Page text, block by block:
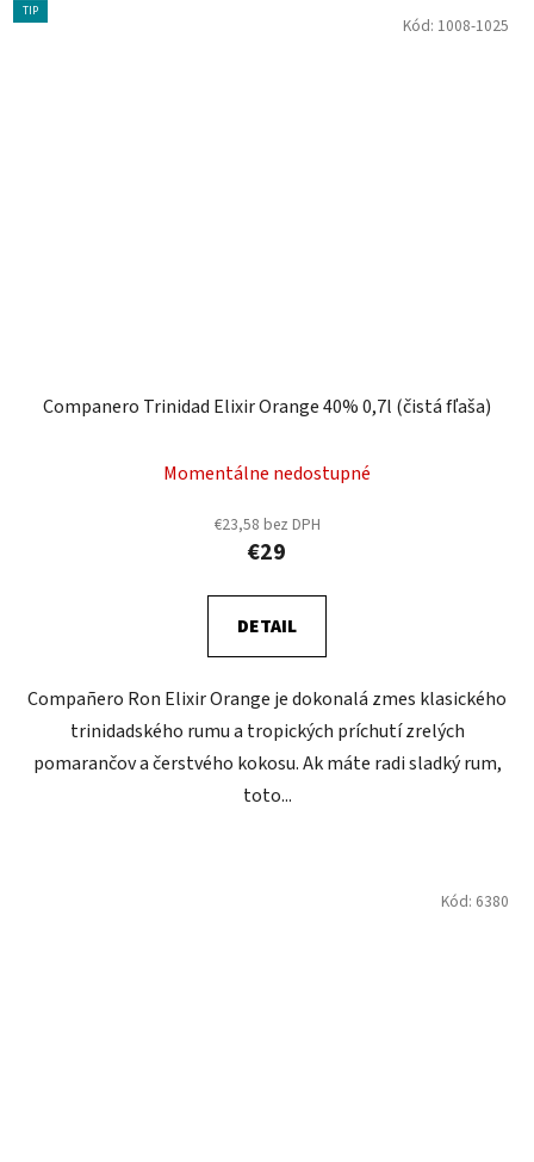
TIP
Companero Trinidad Elixir Orange 40% 0,7l (čistá fľaša)
Momentálne nedostupné
€23,58 bez DPH
€29
DETAIL
Compañero Ron Elixir Orange je dokonalá zmes klasického
trinidadského rumu a tropických príchutí zrelých
pomarančov a čerstvého kokosu. Ak máte radi sladký rum,
toto...
Kód: 1008-1025
Kód: 6380